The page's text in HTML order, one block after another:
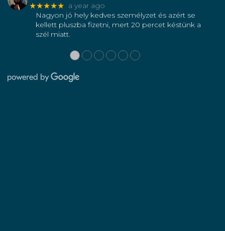
★★★★★ a year ago
Nagyon jó hely kedves személyzet és azért se
kellett pluszba fizetni, mert 20 percet késtünk a
szél miatt.
●●●●●●